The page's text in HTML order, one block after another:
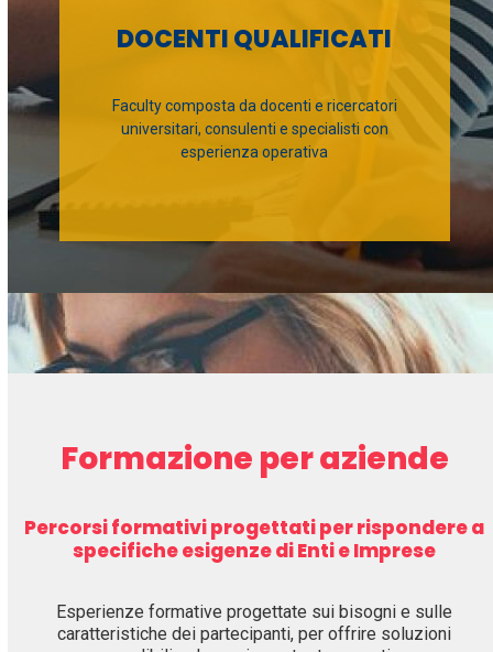
DOCENTI QUALIFICATI
Faculty composta da docenti e ricercatori
universitari, consulenti e specialisti con
esperienza operativa
Formazione per aziende
Percorsi formativi progettati per rispondere a
specifiche esigenze di Enti e Imprese
Esperienze formative progettate sui bisogni e sulle
caratteristiche dei partecipanti, per offrire soluzioni